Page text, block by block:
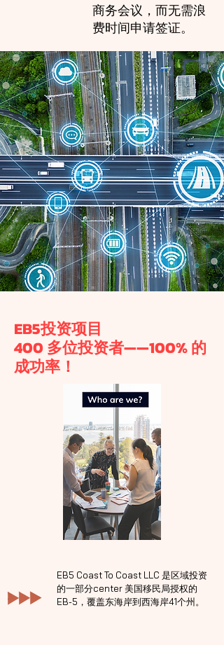
商务会议，而无需浪
费时间申请签证。
EB5投资项目
400 多位投资者——100% 的
成功率！
EB5 Coast To Coast LLC 是区域投资
的一部分center 美国移民局授权的
EB-5，覆盖东海岸到西海岸41个州。